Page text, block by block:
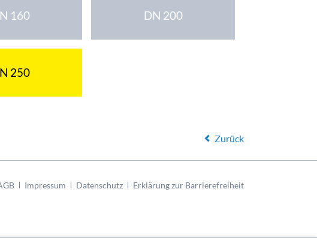
160 DN 200
250
Zurück
Impressum Datenschutz Erklärung zur Barrierefreiheit